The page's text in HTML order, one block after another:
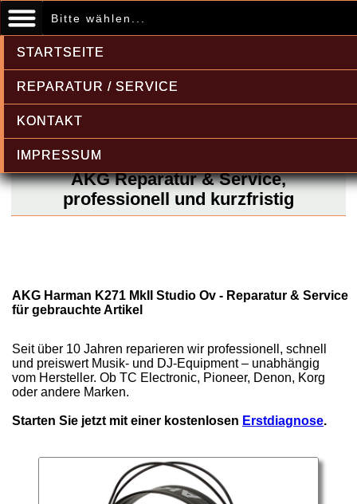
Bitte wählen...
STARTSEITE
REPARATUR / SERVICE
KONTAKT
IMPRESSUM
AKG Reparatur & Service,
professionell und kurzfristig
AKG Harman K271 MkII Studio Ov - Reparatur & Service
für gebrauchte Artikel
Seit über 10 Jahren reparieren wir professionell, schnell
und preiswert Musik- und DJ-Equipment – unabhängig
vom Hersteller. Ob TC Electronic, Pioneer, Denon, Korg
oder andere Marken.
Starten Sie jetzt mit einer kostenlosen Erstdiagnose.